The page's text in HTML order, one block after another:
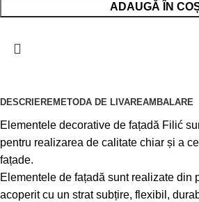
ADAUGĂ ÎN
DESCRIEREMETODA DE LIVAREAMBALARE
Elementele decorative de fațadă Filić
pentru realizarea de calitate chiar și a
fațade.
Elementele de fațadă sunt realizate din
acoperit cu un strat subțire, flexibil,